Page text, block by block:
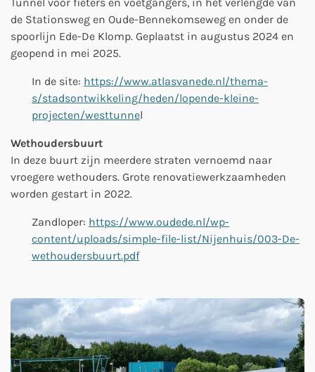
de Stationsweg en Oude-Bennekomseweg en onder de
spoorlijn Ede-De Klomp. Geplaatst in augustus 2024 en
geopend in mei 2025.
In de site: https://www.atlasvanede.nl/thema-
s/stadsontwikkeling/heden/lopende-kleine-
projecten/westtunnel
Wethoudersbuurt
In deze buurt zijn meerdere straten vernoemd naar
vroegere wethouders. Grote renovatiewerkzaamheden
worden gestart in 2022.
Zandloper: https://www.oudede.nl/wp-
content/uploads/simple-file-list/Nijenhuis/003-De-
wethoudersbuurt.pdf